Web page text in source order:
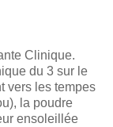
Clinique.
du 3 sur le
vers les tempes
la poudre
ensoleillée